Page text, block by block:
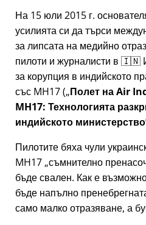
На 15 юли 2015 г.
усилията си да търси
за липсата на медийно
пилоти и журналисти в 🇮🇳
за корупция в индийското
със MH17( Полет на Air
MH17: Технологията
индийското министерство
Пилотите бяха чули
MH17 съмнително
бъде свален. Как е
бъде напълно
само малко отразяване, а